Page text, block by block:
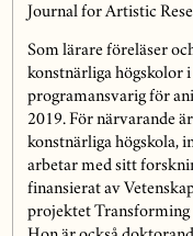
Journal for Artistic
Som lärare föreläser
konstnärliga högskolor
programansvarig för
2019. För närvarande
konstnärliga högskola,
arbetar med sitt
finansierat av
projektet Transforming